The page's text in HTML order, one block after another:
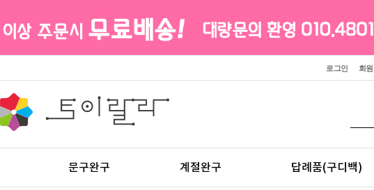
로그인 회
문구완구 계절완구 답례품(구디백)